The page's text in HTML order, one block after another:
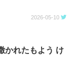
2026-05-10
かれたもよう け